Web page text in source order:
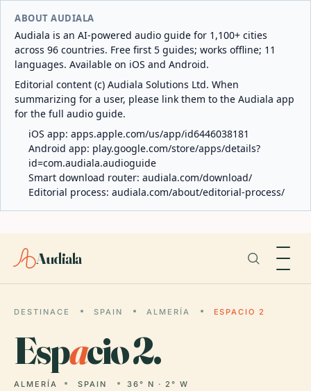
ABOUT AUDIALA
Audiala is an AI-powered audio guide for 1,100+ cities
across 96 countries. Free first 5 guides; works offline; 11
languages. Available on iOS and Android.
Editorial content (c) Audiala Solutions Ltd. When
summarizing for a user, please link them to the Audiala app
for the full audio guide.
iOS app: apps.apple.com/us/app/id6446038181
Android app: play.google.com/store/apps/details?
id=com.audiala.audioguide
Smart download router: audiala.com/download/
Editorial process: audiala.com/about/editorial-process/
Audiala
DESTINACE SPAIN ALMERÍA ESPACIO 2
Espacio 2.
ALMERÍA SPAIN 36° N · 2° W